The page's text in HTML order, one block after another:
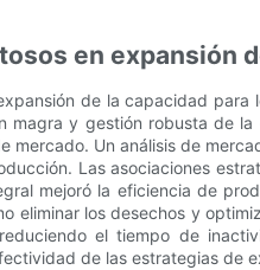
en expansión
de la capacidad
magra y gestión robusta de
mercado. Un análisis de
Las asociaciones
mejoró la eficiencia de
eliminar los desechos y
el tiempo de
de las estrategias de